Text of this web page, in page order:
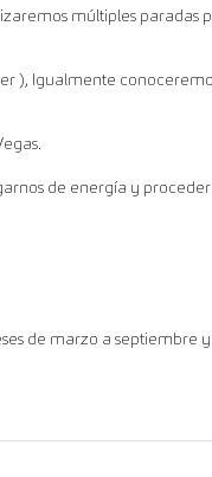
múltiples
), Igualmente
de energía y proceder
de marzo a septiembre